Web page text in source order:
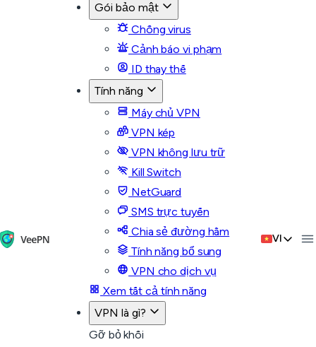
Gói bảo mật
Chống virus
Cảnh báo vi phạm
ID thay thế
Tính năng
Máy chủ VPN
VPN kép
VPN không lưu trữ
Kill Switch
NetGuard
SMS trực tuyến
Chia sẻ đường hầm
Tính năng bổ sung
VPN cho dịch vụ
Xem tất cả tính năng
VPN là gì?
Gỡ bỏ khối
VI